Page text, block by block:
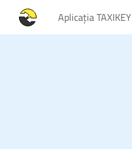
Aplicația TAXIKEY